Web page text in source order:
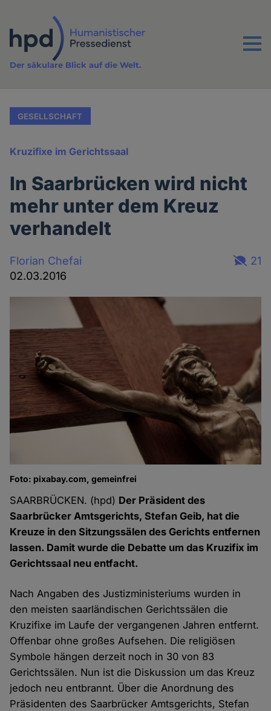
Inhalt
Menu
Der säkulare Blick auf die Welt.
GESELLSCHAFT
Kruzifixe im Gerichtssaal
In Saarbrücken wird nicht
mehr unter dem Kreuz
verhandelt
Florian Chefai
02.03.2016
21
Foto: pixabay.com, gemeinfrei
SAARBRÜCKEN. (hpd) Der Präsident des
Saarbrücker Amtsgerichts, Stefan Geib, hat die
Kreuze in den Sitzungssälen des Gerichts entfernen
lassen. Damit wurde die Debatte um das Kruzifix im
Gerichtssaal neu entfacht.
Nach Angaben des Justizministeriums wurden in
den meisten saarländischen Gerichtssälen die
Kruzifixe im Laufe der vergangenen Jahren entfernt.
Offenbar ohne großes Aufsehen. Die religiösen
Symbole hängen derzeit noch in 30 von 83
Gerichtssälen. Nun ist die Diskussion um das Kreuz
jedoch neu entbrannt. Über die Anordnung des
Präsidenten des Saarbrücker Amtsgerichts, Stefan